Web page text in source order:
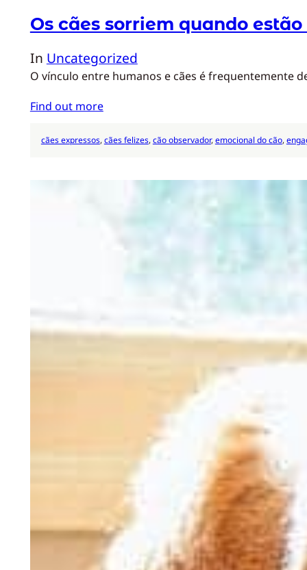
Os cães sorriem quando
In Uncategorized
O vínculo entre humanos e cães é frequentemente
Find out more
cães expressos, cães felizes, cão observador, emocional do cão,